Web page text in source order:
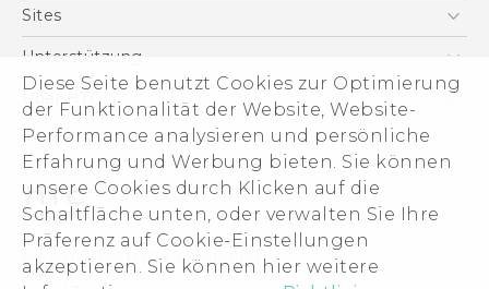
Diese Seite benutzt Cookies zur Optimierung
der Funktionalität der Website, Website-
Performance analysieren und persönliche
Erfahrung und Werbung bieten. Sie können
unsere Cookies durch Klicken auf die
Schaltfläche unten, oder verwalten Sie Ihre
Präferenz auf Cookie-Einstellungen
akzeptieren. Sie können hier weitere
behördliche Bestimmungen
English - Quick start guide
English - User manual
English - Safety and regulatory guide
Smartphones
VIVE
Zubehör
Sites
HTC Dev
HTC Vive
Unterstützung
Unterstützung
eCommerce Support
Über HTC
ESG
Impressum
Investor
Cookie Preferences
Offene Stellen
© 2011-2026 HTC Corporation